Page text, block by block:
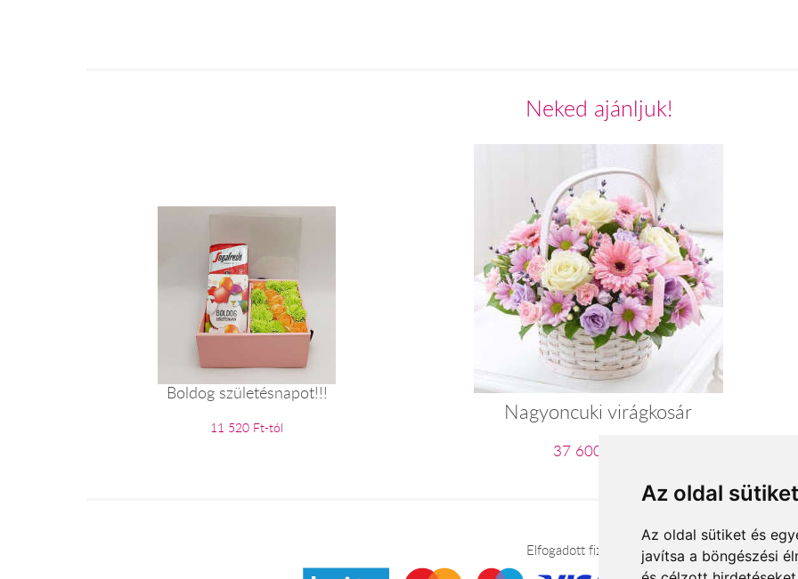
Az oldal
Az oldal sütiket és
javítsa a böngészési
Neked ajánljuk!
Boldog születésnapot!!!
11 520 Ft-tól
Nagyoncuki virágkosár
37 600 Ft-tól
Elfogadott fizetési módok